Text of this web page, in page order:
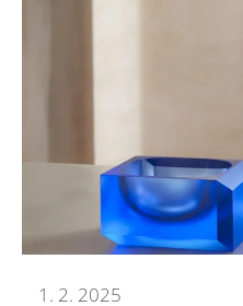
1. 2. 2025